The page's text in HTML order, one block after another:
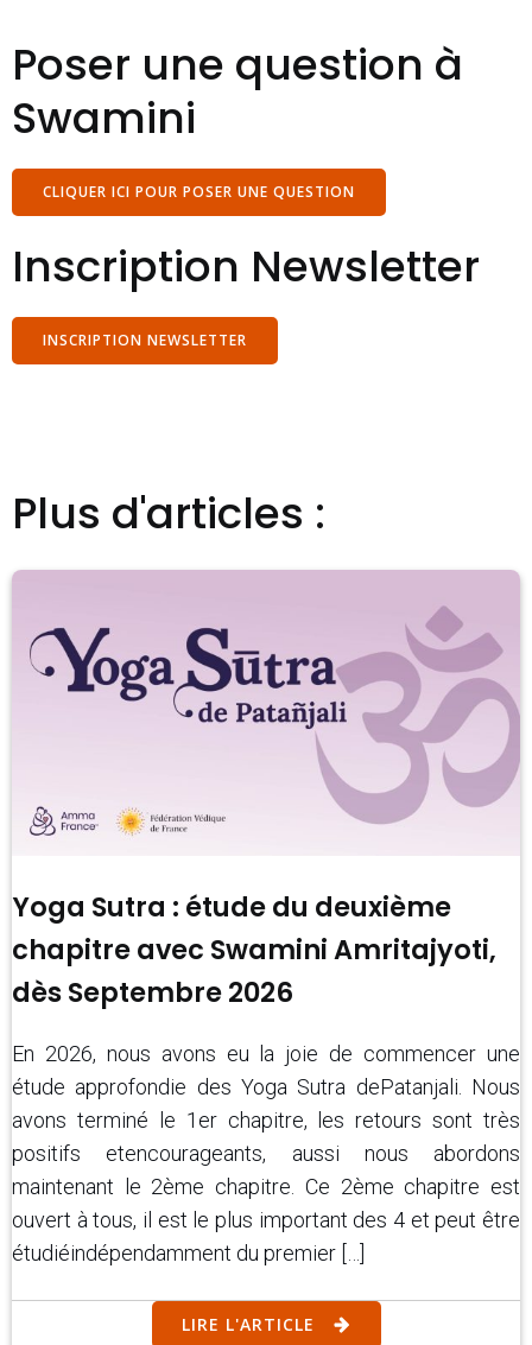
Poser une question à
Swamini
CLIQUER ICI POUR POSER UNE QUESTION
Inscription Newsletter
INSCRIPTION NEWSLETTER
Plus d'articles :
Yoga Sutra : étude du deuxième
chapitre avec Swamini Amritajyoti,
dès Septembre 2026
En 2026, nous avons eu la joie de commencer une
étude approfondie des Yoga Sutra dePatanjali. Nous
avons terminé le 1er chapitre, les retours sont très
positifs etencourageants, aussi nous abordons
maintenant le 2ème chapitre. Ce 2ème chapitre est
ouvert à tous, il est le plus important des 4 et peut être
étudiéindépendamment du premier […]
LIRE L'ARTICLE